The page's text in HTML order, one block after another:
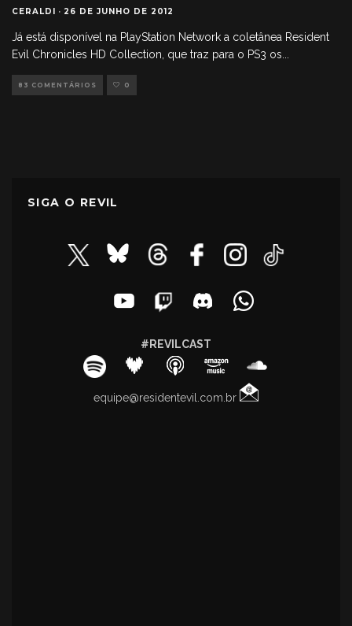
CERALDI · 26 DE JUNHO DE 2012
Já está disponível na PlayStation Network a coletânea Resident
Evil Chronicles HD Collection, que traz para o PS3 os...
83 COMENTÁRIOS 0
SIGA O REVIL
#REVILCAST
equipe@residentevil.com.br